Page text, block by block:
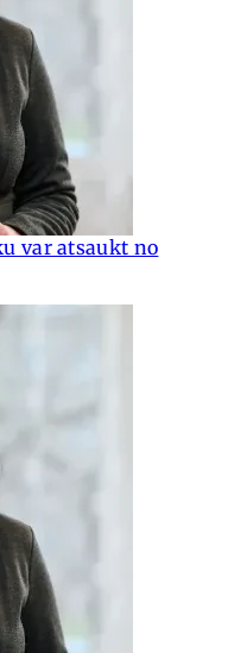
var atsaukt no